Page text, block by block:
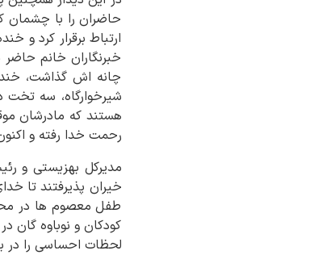
حاضران را با چشمان
ارتباط برقرار کرد و
خبرنگاران خانم
چانه اش گذاشت،
شیرخوارگاه، سه تخت
رحمت خدا رفته و
خیران پذیرفتند تا
طفل معصوم ها در محل
کودکان و نوباوه گان
لحظات احساسی را در